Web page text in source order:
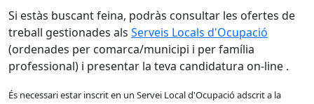
Si estàs buscant feina, podràs consultar les ofertes de
treball gestionades als Serveis Locals d'Ocupació
(ordenades per comarca/municipi i per família
professional) i presentar la teva candidatura on-line .
És necessari estar inscrit en un Servei Local d'Ocupació adscrit a la